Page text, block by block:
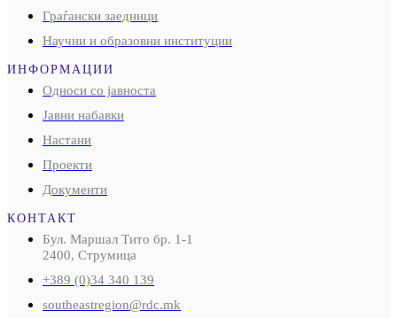
Граѓански заедници
Научни и образовни институции
ИНФОРМАЦИИ
Односи со јавноста
Јавни набавки
Настани
Проекти
Документи
КОНТАКТ
Бул. Маршал Тито бр. 1-1
2400, Струмица
+389 (0)34 340 139
southeastregion@rdc.mk